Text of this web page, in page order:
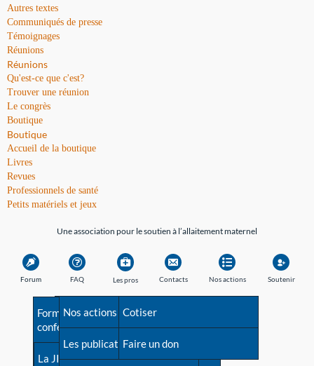
Autres textes
Communiqués de presse
Témoignages
Réunions
Réunions
Qu'est-ce que c'est?
Trouver une réunion
Le congrès
Boutique
Boutique
Accueil de la boutique
Livres
Revues
Professionnels de santé
Petits matériels et jeux
Une association pour le soutien à l’allaitement maternel
Forum FAQ
Avant la naissance
Les débuts
Les pros
Formations et
conférences
La JIA
Contacts
Besoin d'aide?
Répertoire de tous les
contacts
Nos actions
Nos actions
Les publications
Soutenir
Cotiser
Faire un don